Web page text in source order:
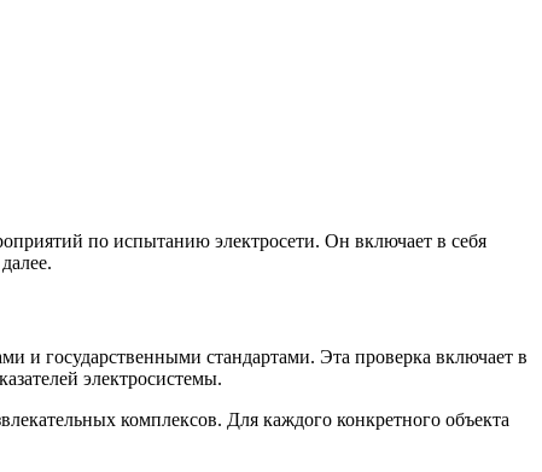
по испытанию электросети. Он включает в себя
и государственными стандартами. Эта проверка включает в
электросистемы.
комплексов. Для каждого конкретного объекта